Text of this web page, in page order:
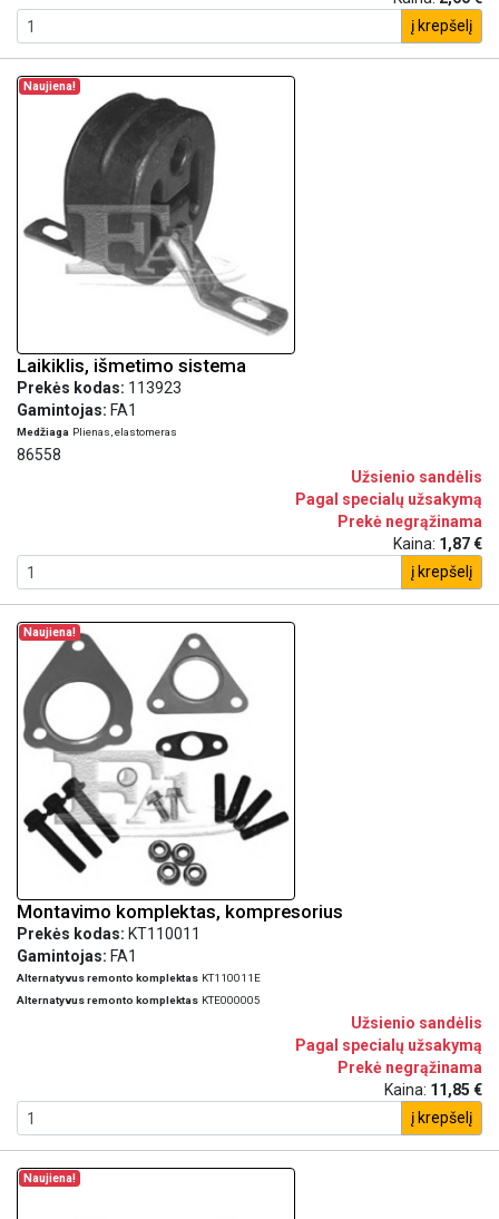
į krepšelį
Naujiena!
Laikiklis, išmetimo sistema
Prekės kodas: 113923
Gamintojas: FA1
Medžiaga Plienas, elastomeras
86558
Užsienio sandėlis
Pagal specialų užsakymą
Prekė negrąžinama
Kaina: 1,87 €
į krepšelį
Naujiena!
Montavimo komplektas, kompresorius
Prekės kodas: KT110011
Gamintojas: FA1
Alternatyvus remonto komplektas KT110011E
Alternatyvus remonto komplektas KTE000005
Užsienio sandėlis
Pagal specialų užsakymą
Prekė negrąžinama
Kaina: 11,85 €
į krepšelį
Naujiena!